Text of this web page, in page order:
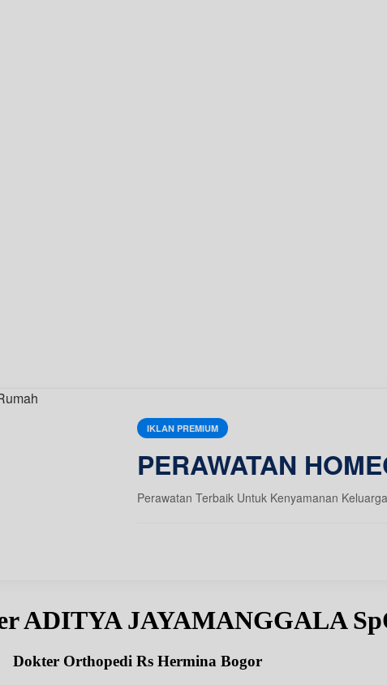
IKLAN PREMIUM
PERAWATAN
Perawatan Terbaik Untuk Kenyamanan
ADITYA JAYAMANGGALA
Dokter Orthopedi Rs Hermina Bogor